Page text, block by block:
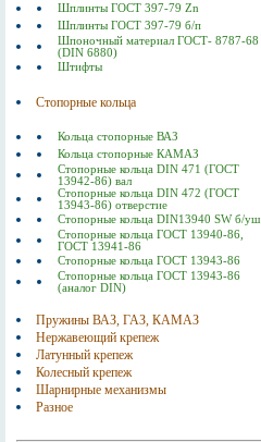
Шплинты ГОСТ 397-79 Zn
Шплинты ГОСТ 397-79 б/п
Шпоночный материал ГОСТ- 8787-68
(DIN 6880)
Штифты
Стопорные кольца
Кольца стопорные ВАЗ
Кольца стопорные КАМАЗ
Стопорные кольца DIN 471 (ГОСТ
13942-86) вал
Стопорные кольца DIN 472 (ГОСТ
13943-86) отверстие
Стопорные кольца DIN13940 SW б/уш
Стопорные кольца ГОСТ 13940-86,
ГОСТ 13941-86
Стопорные кольца ГОСТ 13943-86
Стопорные кольца ГОСТ 13943-86
(аналог DIN)
Пружины ВАЗ, ГАЗ, КАМАЗ
Нержавеющий крепеж
Латунный крепеж
Колесный крепеж
Шарнирные механизмы
Разное